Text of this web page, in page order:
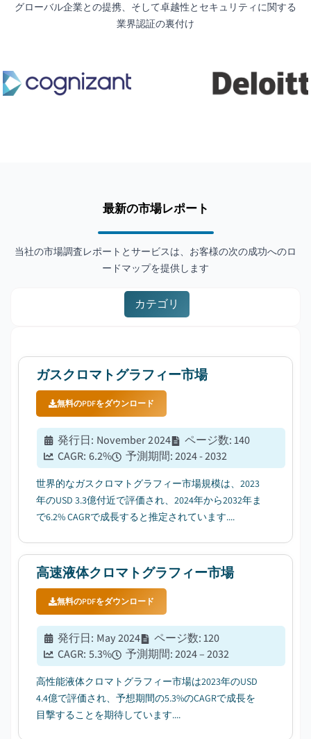
グローバル企業との提携、そして卓越性とセキュリティに関する
業界認証の裏付け
最新の市場レポート
当社の市場調査レポートとサービスは、お客様の次の成功へのロ
ードマップを提供します
カテゴリ
ガスクロマトグラフィー市場
無料のPDFをダウンロード
発行日: November 2024 ページ数:140
CAGR: 6.2% 予測期間:2024 - 2032
世界的なガスクロマトグラフィー市場規模は、2023
年のUSD 3.3億付近で評価され、2024年から2032年ま
で6.2% CAGRで成長すると推定されています....
高速液体クロマトグラフィー市場
無料のPDFをダウンロード
発行日: May 2024 ページ数:120
CAGR: 5.3% 予測期間:2024 – 2032
高性能液体クロマトグラフィー市場は2023年のUSD
4.4億で評価され、予想期間の5.3%のCAGRで成長を
目撃することを期待しています....